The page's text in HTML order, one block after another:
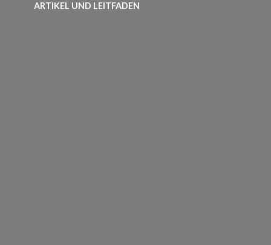
ARTIKEL UND LEITFADEN